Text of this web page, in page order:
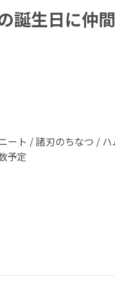
誕生日に仲
ート / 諸刃のちなつ /
予定